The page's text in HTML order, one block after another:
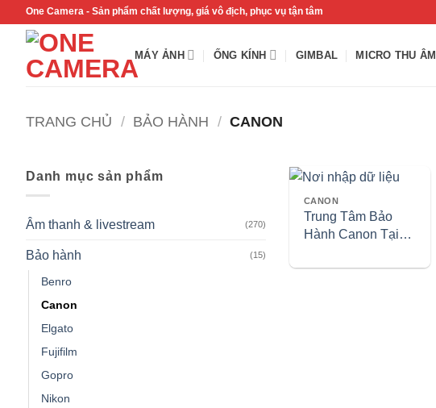
dung
One Camera - Sản phẩm chất lượng, giá vô địch, phục vụ tận tâm
MÁY ẢNH ỐNG KÍNH GIMBAL MICRO THU ÂM
TRANG CHỦ / BẢO HÀNH / CANON
Danh mục sản phẩm
Âm thanh & livestream (270)
Bảo hành (15)
Benro
Canon
Elgato
Fujifilm
Gopro
Nikon
CANON
Trung Tâm Bảo
Hành Canon Tại